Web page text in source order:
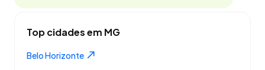
Top cidades em MG
Belo Horizonte